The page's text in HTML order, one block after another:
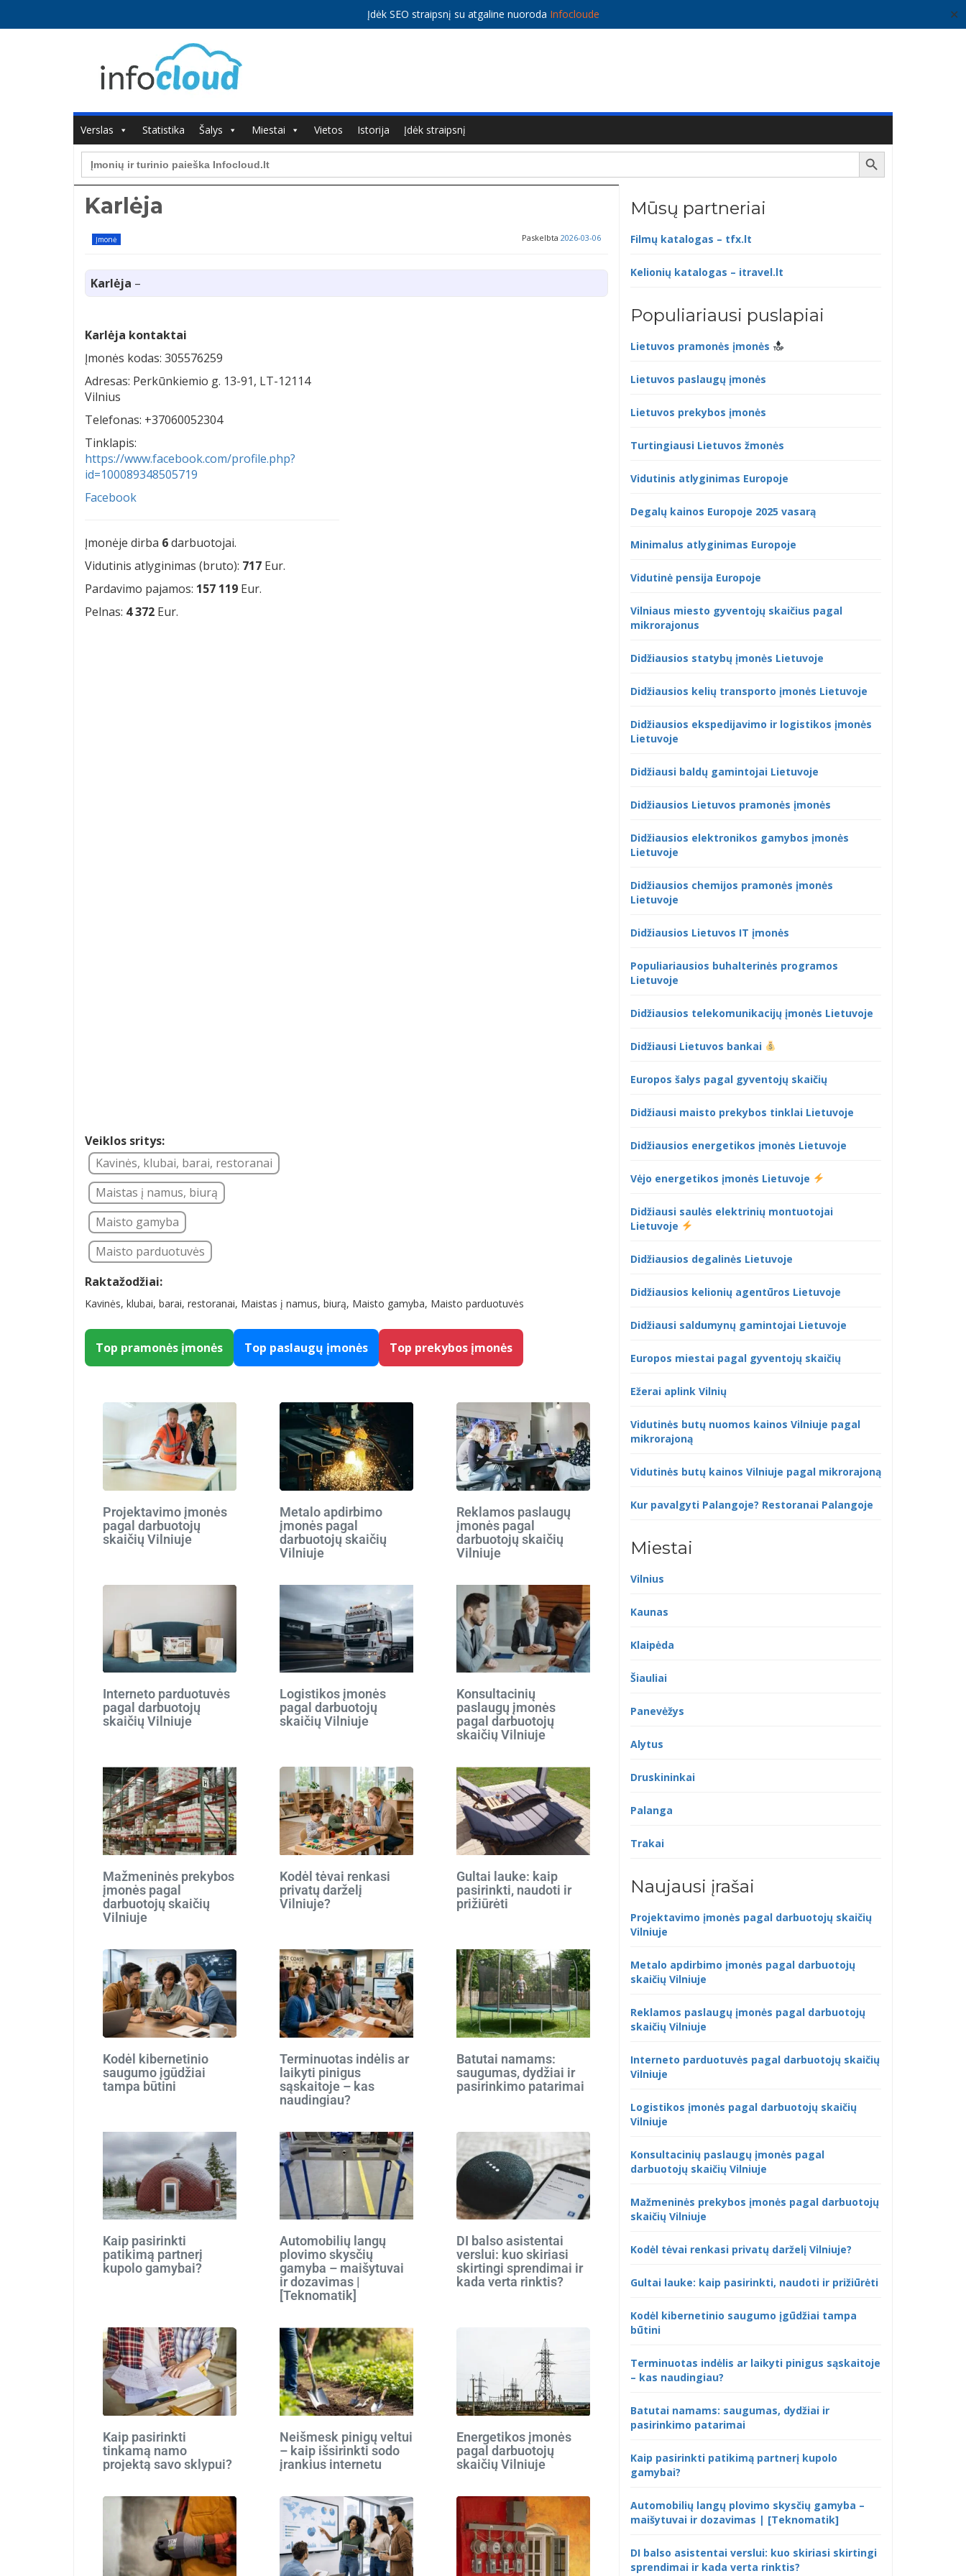
Įdėk SEO straipsnį su atgaline nuoroda Infocloude ✕
Verslas Statistika Šalys Miestai Vietos Istorija
Įdėk straipsnį
Search
for:
Search Button
Karlėja
Įmonė Paskelbta 2026-03-06
Karlėja –
Karlėja kontaktai
Įmonės kodas: 305576259
Adresas: Perkūnkiemio g. 13-91, LT-12114
Vilnius
Telefonas: +37060052304
Tinklapis:
https://www.facebook.com/profile.php?
id=100089348505719
Facebook
Įmonėje dirba 6darbuotojai.
Vidutinis atlyginimas (bruto): 717 Eur.
Pardavimo pajamos: 157 119 Eur.
Pelnas: 4 372 Eur.
Veiklos sritys:
Kavinės, klubai, barai, restoranai
Maistas į namus, biurą
Maisto gamyba
Maisto parduotuvės
Raktažodžiai:
Kavinės, klubai, barai, restoranai, Maistas į namus, biurą, Maisto gamyba, Maisto parduotuvės
Top pramonės įmonės Top paslaugų įmonės Top prekybos įmonės
Projektavimo įmonės
pagal darbuotojų
skaičių Vilniuje
Metalo apdirbimo
įmonės pagal
darbuotojų skaičių
Vilniuje
Reklamos paslaugų
įmonės pagal
darbuotojų skaičių
Vilniuje
Interneto parduotuvės
pagal darbuotojų
skaičių Vilniuje
Logistikos įmonės
pagal darbuotojų
skaičių Vilniuje
Konsultacinių
paslaugų įmonės
pagal darbuotojų
skaičių Vilniuje
Mažmeninės prekybos
įmonės pagal
darbuotojų skaičių
Vilniuje
Kodėl tėvai renkasi
privatų darželį
Vilniuje?
Gultai lauke: kaip
pasirinkti, naudoti ir
prižiūrėti
Kodėl kibernetinio
saugumo įgūdžiai
tampa būtini
Terminuotas indėlis ar
laikyti pinigus
sąskaitoje – kas
naudingiau?
Batutai namams:
saugumas, dydžiai ir
pasirinkimo patarimai
Kaip pasirinkti
patikimą partnerį
kupolo gamybai?
Automobilių langų
plovimo skysčių
gamyba – maišytuvai
ir dozavimas |
[Teknomatik]
DI balso asistentai
verslui: kuo skiriasi
skirtingi sprendimai ir
kada verta rinktis?
Kaip pasirinkti
tinkamą namo
projektą savo sklypui?
Neišmesk pinigų veltui
– kaip išsirinkti sodo
įrankius internetu
Energetikos įmonės
pagal darbuotojų
skaičių Vilniuje
Mūsų partneriai
Filmų katalogas – tfx.lt
Kelionių katalogas – itravel.lt
Populiariausi puslapiai
Lietuvos pramonės įmonės
Lietuvos paslaugų įmonės
Lietuvos prekybos įmonės
Turtingiausi Lietuvos žmonės
Vidutinis atlyginimas Europoje
Degalų kainos Europoje 2025 vasarą
Minimalus atlyginimas Europoje
Vidutinė pensija Europoje
Vilniaus miesto gyventojų skaičius pagal
mikrorajonus
Didžiausios statybų įmonės Lietuvoje
Didžiausios kelių transporto įmonės Lietuvoje
Didžiausios ekspedijavimo ir logistikos įmonės
Lietuvoje
Didžiausi baldų gamintojai Lietuvoje
Didžiausios Lietuvos pramonės įmonės
Didžiausios elektronikos gamybos įmonės
Lietuvoje
Didžiausios chemijos pramonės įmonės
Lietuvoje
Didžiausios Lietuvos IT įmonės
Populiariausios buhalterinės programos
Lietuvoje
Didžiausios telekomunikacijų įmonės Lietuvoje
Didžiausi Lietuvos bankai
Europos šalys pagal gyventojų skaičių
Didžiausi maisto prekybos tinklai Lietuvoje
Didžiausios energetikos įmonės Lietuvoje
Vėjo energetikos įmonės Lietuvoje
Didžiausi saulės elektrinių montuotojai
Lietuvoje
Didžiausios degalinės Lietuvoje
Didžiausios kelionių agentūros Lietuvoje
Didžiausi saldumynų gamintojai Lietuvoje
Europos miestai pagal gyventojų skaičių
Ežerai aplink Vilnių
Vidutinės butų nuomos kainos Vilniuje pagal
mikrorajoną
Vidutinės butų kainos Vilniuje pagal mikrorajoną
Kur pavalgyti Palangoje? Restoranai Palangoje
Miestai
Vilnius
Kaunas
Klaipėda
Šiauliai
Panevėžys
Alytus
Druskininkai
Palanga
Trakai
Naujausi įrašai
Projektavimo įmonės pagal darbuotojų skaičių
Vilniuje
Metalo apdirbimo įmonės pagal darbuotojų
skaičių Vilniuje
Reklamos paslaugų įmonės pagal darbuotojų
skaičių Vilniuje
Interneto parduotuvės pagal darbuotojų skaičių
Vilniuje
Logistikos įmonės pagal darbuotojų skaičių
Vilniuje
Konsultacinių paslaugų įmonės pagal
darbuotojų skaičių Vilniuje
Mažmeninės prekybos įmonės pagal darbuotojų
skaičių Vilniuje
Kodėl tėvai renkasi privatų darželį Vilniuje?
Gultai lauke: kaip pasirinkti, naudoti ir prižiūrėti
Kodėl kibernetinio saugumo įgūdžiai tampa
būtini
Terminuotas indėlis ar laikyti pinigus sąskaitoje
– kas naudingiau?
Batutai namams: saugumas, dydžiai ir
pasirinkimo patarimai
Kaip pasirinkti patikimą partnerį kupolo
gamybai?
Automobilių langų plovimo skysčių gamyba –
maišytuvai ir dozavimas | [Teknomatik]
DI balso asistentai verslui: kuo skiriasi skirtingi
sprendimai ir kada verta rinktis?